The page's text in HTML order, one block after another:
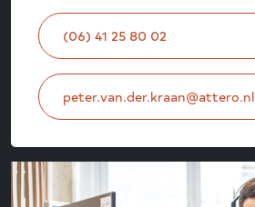
(06) 41 25 80 02
peter.van.der.kraan@attero.nl